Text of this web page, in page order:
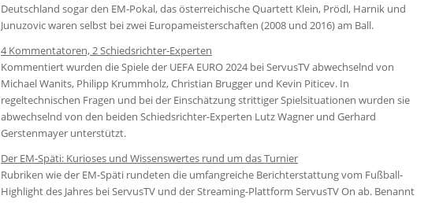
Deutschland sogar den EM-Pokal, das österreichische Quartett Klein, Prödl, Harnik und
Junuzovic waren selbst bei zwei Europameisterschaften (2008 und 2016) am Ball.
4 Kommentatoren, 2 Schiedsrichter-Experten
Kommentiert wurden die Spiele der UEFA EURO 2024 bei ServusTV abwechselnd von
Michael Wanits, Philipp Krummholz, Christian Brugger und Kevin Piticev. In
regeltechnischen Fragen und bei der Einschätzung strittiger Spielsituationen wurden sie
abwechselnd von den beiden Schiedsrichter-Experten Lutz Wagner und Gerhard
Gerstenmayer unterstützt.
Der EM-Späti: Kurioses und Wissenswertes rund um das Turnier
Rubriken wie der EM-Späti rundeten die umfangreiche Berichterstattung vom Fußball-
Highlight des Jahres bei ServusTV und der Streaming-Plattform ServusTV On ab. Benannt